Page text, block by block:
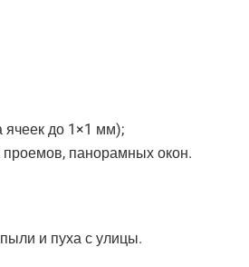
ячеек до 1×1 мм);
проемов, панорамных окон.
и пуха с улицы.